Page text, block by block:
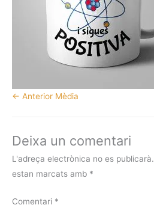
← Anterior Mèdia
Deixa un comentari
L'adreça electrònica no es publicarà.
estan marcats amb *
Comentari *